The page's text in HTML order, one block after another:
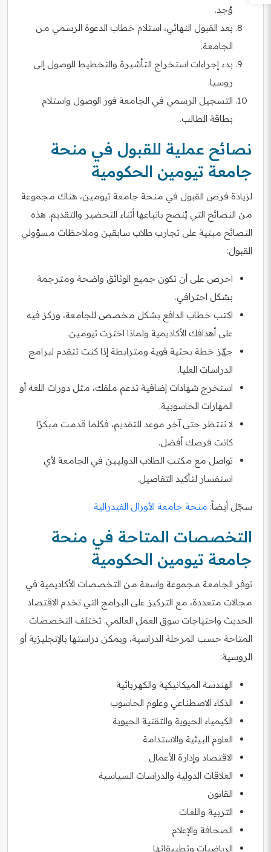
وُجد.
بعد القبول النهائي، استلام خطاب الدعوة الرسمي من
الجامعة.
بدء إجراءات استخراج التأشيرة والتخطيط للوصول إلى
روسيا.
التسجيل الرسمي في الجامعة فور الوصول واستلام
بطاقة الطالب.
نصائح عملية للقبول في منحة
جامعة تيومين الحكومية
لزيادة فرص القبول في منحة جامعة تيومين، هناك مجموعة
من النصائح التي يُنصح باتباعها أثناء التحضير والتقديم. هذه
النصائح مبنية على تجارب طلاب سابقين وملاحظات مسؤولي
القبول:
احرص على أن تكون جميع الوثائق واضحة ومترجمة
بشكل احترافي.
اكتب خطاب الدافع بشكل مخصص للجامعة، وركز فيه
على أهدافك الأكاديمية ولماذا اخترت تيومين.
جهّز خطة بحثية قوية ومترابطة إذا كنت تتقدم لبرامج
الدراسات العليا.
استخرج شهادات إضافية تدعم ملفك، مثل دورات اللغة أو
المهارات الحاسوبية.
لا تنتظر حتى آخر موعد للتقديم، فكلما قدمت مبكرًا
كانت فرصك أفضل.
تواصل مع مكتب الطلاب الدوليين في الجامعة لأي
استفسار لتأكيد التفاصيل.
سجّل أيضاً: منحة جامعة الأورال الفيدرالية
التخصصات المتاحة في منحة
جامعة تيومين الحكومية
توفر الجامعة مجموعة واسعة من التخصصات الأكاديمية في
مجالات متعددة، مع التركيز على البرامج التي تخدم الاقتصاد
الحديث واحتياجات سوق العمل العالمي. تختلف التخصصات
المتاحة حسب المرحلة الدراسية، ويمكن دراستها بالإنجليزية أو
الروسية:
الهندسة الميكانيكية والكهربائية
الذكاء الاصطناعي وعلوم الحاسوب
الكيمياء الحيوية والتقنية الحيوية
العلوم البيئية والاستدامة
الاقتصاد وإدارة الأعمال
العلاقات الدولية والدراسات السياسية
القانون
التربية واللغات
الصحافة والإعلام
الرياضيات وتطبيقاتها